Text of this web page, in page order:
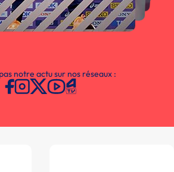
notre actu sur nos réseaux :